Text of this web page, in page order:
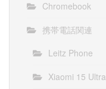
Chromebook
携帯電話関連
Leitz Phone
Xiaomi 15 Ultra